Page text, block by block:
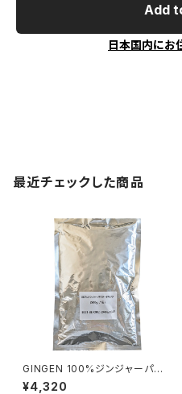
Add
日本国内にお
最近チェックした商品
GINGEN 100%ジンジャーパウ
ダードリンク(500ｇ）
¥4,320